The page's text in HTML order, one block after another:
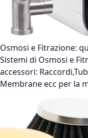
Osmosi e Fitrazione:
Sistemi di Osmosi e
accessori:
Membrane ecc per la